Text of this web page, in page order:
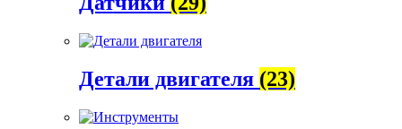
Детали двигателя (23)